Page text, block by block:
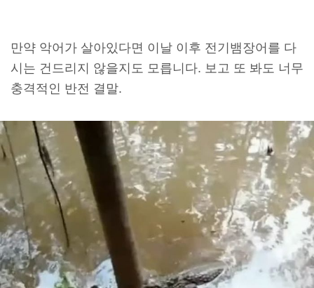
만약 악어가 살아있다면 이날 이후 전기뱀장어를 다
시는 건드리지 않을지도 모릅니다. 보고 또 봐도 너무
충격적인 반전 결말.